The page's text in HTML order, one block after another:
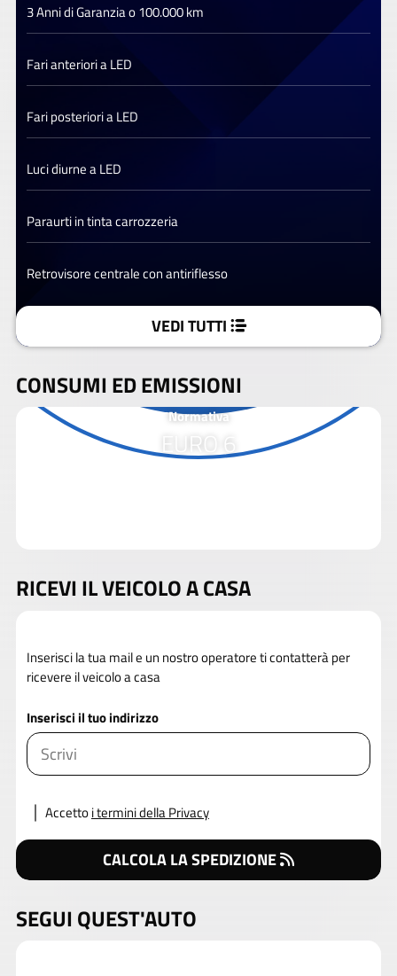
3 Anni di Garanzia o 100.000 km
Fari anteriori a LED
Fari posteriori a LED
Luci diurne a LED
Paraurti in tinta carrozzeria
Retrovisore centrale con antiriflesso
VEDI TUTTI
CONSUMI ED EMISSIONI
Normativa
EURO 6
RICEVI IL VEICOLO A CASA
Inserisci la tua mail e un nostro operatore ti contatterà per
ricevere il veicolo a casa
Inserisci il tuo indirizzo
Accettoi termini della Privacy
CALCOLA LA SPEDIZIONE
SEGUI QUEST'AUTO